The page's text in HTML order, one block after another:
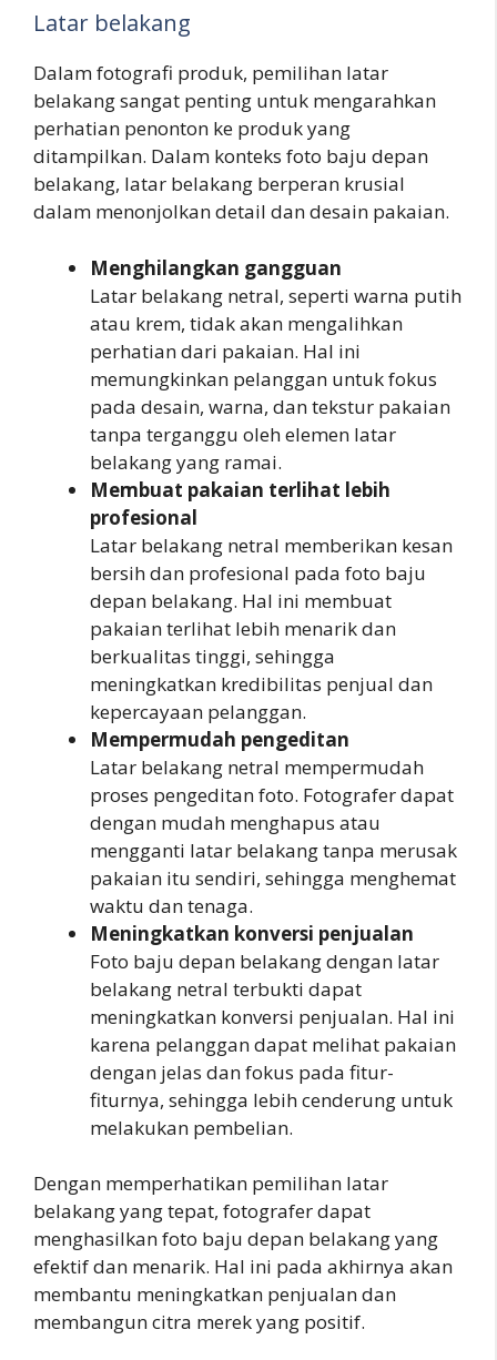
Latar belakang
Dalam fotografi produk, pemilihan latar
belakang sangat penting untuk mengarahkan
perhatian penonton ke produk yang
ditampilkan. Dalam konteks foto baju depan
belakang, latar belakang berperan krusial
dalam menonjolkan detail dan desain pakaian.
Menghilangkan gangguan
Latar belakang netral, seperti warna putih
atau krem, tidak akan mengalihkan
perhatian dari pakaian. Hal ini
memungkinkan pelanggan untuk fokus
pada desain, warna, dan tekstur pakaian
tanpa terganggu oleh elemen latar
belakang yang ramai.
Membuat pakaian terlihat lebih
profesional
Latar belakang netral memberikan kesan
bersih dan profesional pada foto baju
depan belakang. Hal ini membuat
pakaian terlihat lebih menarik dan
berkualitas tinggi, sehingga
meningkatkan kredibilitas penjual dan
kepercayaan pelanggan.
Mempermudah pengeditan
Latar belakang netral mempermudah
proses pengeditan foto. Fotografer dapat
dengan mudah menghapus atau
mengganti latar belakang tanpa merusak
pakaian itu sendiri, sehingga menghemat
waktu dan tenaga.
Meningkatkan konversi penjualan
Foto baju depan belakang dengan latar
belakang netral terbukti dapat
meningkatkan konversi penjualan. Hal ini
karena pelanggan dapat melihat pakaian
dengan jelas dan fokus pada fitur-
fiturnya, sehingga lebih cenderung untuk
melakukan pembelian.
Dengan memperhatikan pemilihan latar
belakang yang tepat, fotografer dapat
menghasilkan foto baju depan belakang yang
efektif dan menarik. Hal ini pada akhirnya akan
membantu meningkatkan penjualan dan
membangun citra merek yang positif.